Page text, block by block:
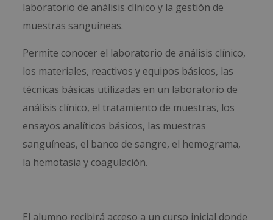
laboratorio de análisis clínico y la gestión de
muestras sanguíneas.
Permite conocer el laboratorio de análisis clínico,
los materiales, reactivos y equipos básicos, las
técnicas básicas utilizadas en un laboratorio de
análisis clínico, el tratamiento de muestras, los
ensayos analíticos básicos, las muestras
sanguíneas, el banco de sangre, el hemograma,
la hemotasia y coagulación.
El alumno recibirá acceso a un curso inicial donde